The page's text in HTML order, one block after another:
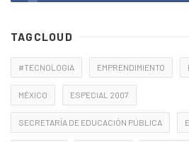
TAGCLOUD
#TECNOLOGIA EMPRENDIMIENTO
MÉXICO ESPECIAL 2007
SECRETARÍA DE EDUCACIÓN PÚBLICA